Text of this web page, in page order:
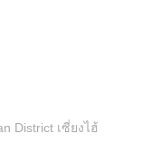
District เซี่ยงไฮ้